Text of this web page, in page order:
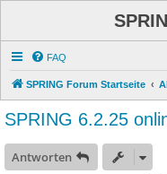
FAQ
SPRING Forum Startseite
SPRING 6.2.25
Antworten